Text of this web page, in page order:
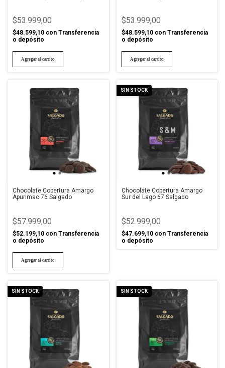
$53.999,00
$48.599,10 con Transferencia
o depósito
$53.999,00
$48.599,10 con Transferencia
o depósito
Chocolate Cobertura Amargo
Apurimac 76 Salgado
$57.999,00
$52.199,10 con Transferencia
o depósito
SIN STOCK
Chocolate Cobertura Amargo
Sur del Lago 67 Salgado
$52.999,00
$47.699,10 con Transferencia
o depósito
SIN STOCK SIN STOCK